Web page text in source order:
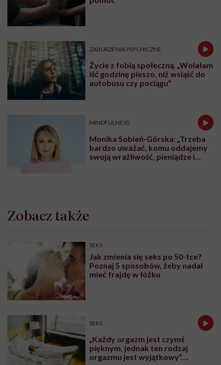
ZABURZENIA PSYCHICZNE
Życie z fobią społeczną. „Wolałam
iść godzinę pieszo, niż wsiąść do
autobusu czy pociągu”
MINDFULNESS
Monika Sobień-Górska: „Trzeba
bardzo uważać, komu oddajemy
swoją wrażliwość, pieniądze i
Zobacz także
SEKS
Jak zmienia się seks po 50-tce?
Poznaj 5 sposobów, żeby nadal
mieć frajdę w łóżku
SEKS
„Każdy orgazm jest czymś
pięknym, jednak ten rodzaj
orgazmu jest wyjątkowy”.